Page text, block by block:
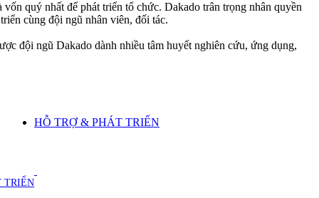
quý nhất để phát triển tổ chức. Dakado trân trọng nhân quyền
cùng đội ngũ nhân viên, đối tác.
đội ngũ Dakado dành nhiều tâm huyết nghiên cứu, ứng dụng,
HỖ TRỢ & PHÁT TRIỂN
TRIỂN